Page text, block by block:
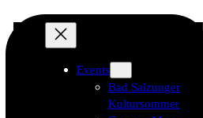
Events
Bad Salzunger
Kultursommer